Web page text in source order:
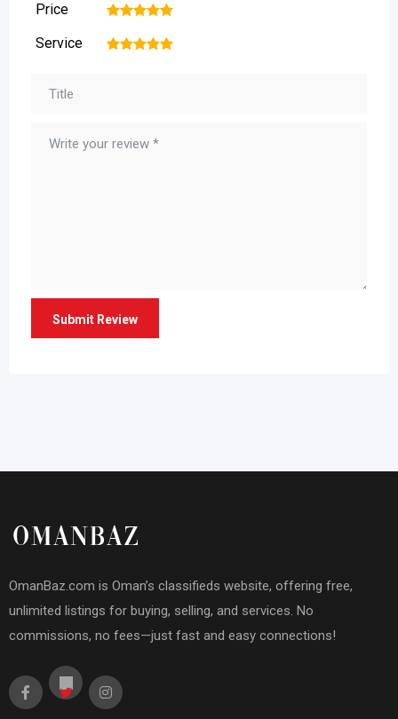
Price 5
4
3
2
Service 5
4
3
2
OmanBaz.com is Oman’s classifieds website, offering free,
unlimited listings for buying, selling, and services. No
commissions, no fees—just fast and easy connections!